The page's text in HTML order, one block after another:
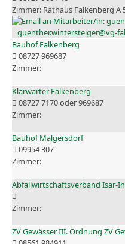
Rathaus Falkenberg A
guenther.wintersteiger@vg-
Bauhof Falkenberg
08727 969687
Klärwärter Falkenberg
08727 7170 oder 969687
Bauhof Malgersdorf
09954 307
Abfallwirtschaftsverband Isar-
ZV Gewässer III. Ordnung ZV